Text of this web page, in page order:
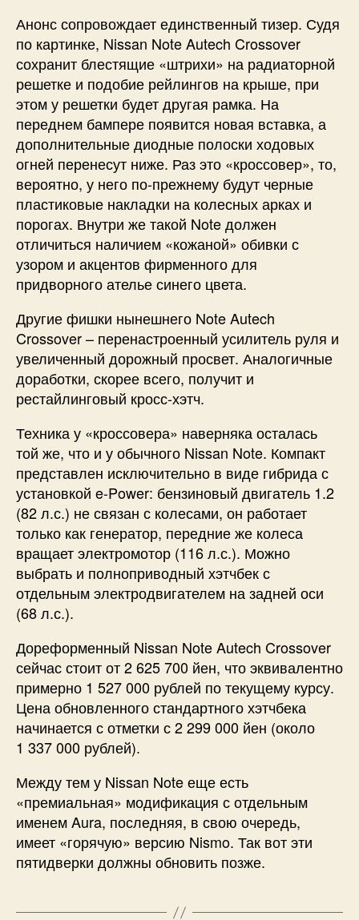
Анонс сопровождает единственный тизер. Судя
по картинке, Nissan Note Autech Crossover
сохранит блестящие «штрихи» на радиаторной
решетке и подобие рейлингов на крыше, при
этом у решетки будет другая рамка. На
переднем бампере появится новая вставка, а
дополнительные диодные полоски ходовых
огней перенесут ниже. Раз это «кроссовер», то,
вероятно, у него по-прежнему будут черные
пластиковые накладки на колесных арках и
порогах. Внутри же такой Note должен
отличиться наличием «кожаной» обивки с
узором и акцентов фирменного для
придворного ателье синего цвета.
Другие фишки нынешнего Note Autech
Crossover – перенастроенный усилитель руля и
увеличенный дорожный просвет. Аналогичные
доработки, скорее всего, получит и
рестайлинговый кросс-хэтч.
Техника у «кроссовера» наверняка осталась
той же, что и у обычного Nissan Note. Компакт
представлен исключительно в виде гибрида с
установкой e-Power: бензиновый двигатель 1.2
(82 л.с.) не связан с колесами, он работает
только как генератор, передние же колеса
вращает электромотор (116 л.с.). Можно
выбрать и полноприводный хэтчбек с
отдельным электродвигателем на задней оси
(68 л.с.).
Дореформенный Nissan Note Autech Crossover
сейчас стоит от 2 625 700 йен, что эквивалентно
примерно 1 527 000 рублей по текущему курсу.
Цена обновленного стандартного хэтчбека
начинается с отметки с 2 299 000 йен (около
1 337 000 рублей).
Между тем у Nissan Note еще есть
«премиальная» модификация с отдельным
именем Aura, последняя, в свою очередь,
имеет «горячую» версию Nismo. Так вот эти
пятидверки должны обновить позже.